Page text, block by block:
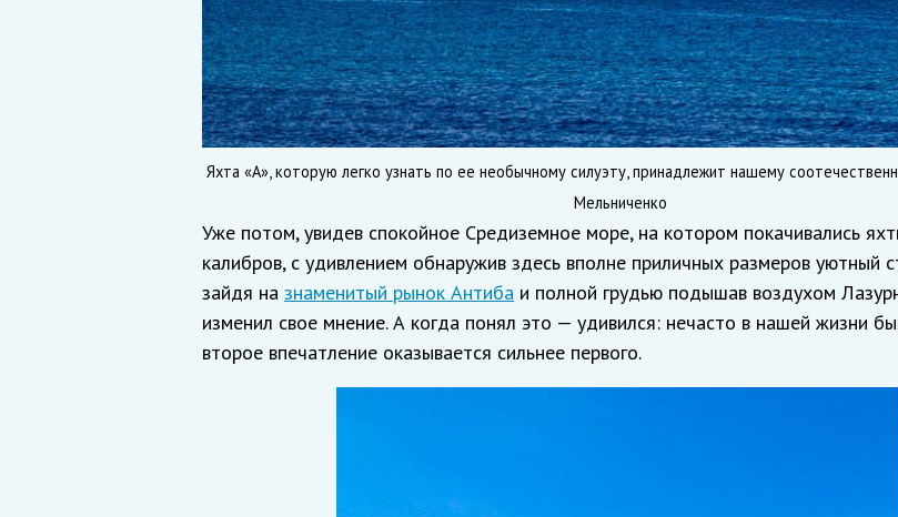
Яхта «А», которую легко узнать по ее необычному силуэту, принадлежит нашему
Мельниченко
Уже потом, увидев спокойное Средиземное море, на котором покачивались
калибров, с удивлением обнаружив здесь вполне приличных размеров уютный
зайдя на знаменитый рынок Антиба и полной грудью подышав воздухом
изменил свое мнение. А когда понял это — удивился: нечасто в нашей жизни
второе впечатление оказывается сильнее первого.